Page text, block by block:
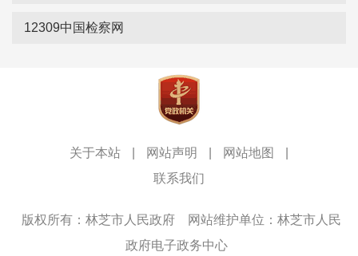
12309中国检察网
关于本站 网站声明 网站地图
联系我们
版权所有：林芝市人民政府
网站维护单位：林芝市人民
政府电子政务中心